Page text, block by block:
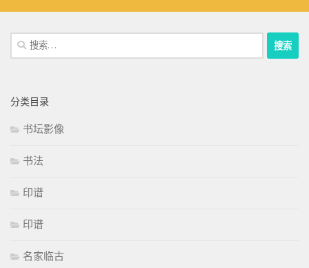
搜
索：
分类目录
书坛影像
书法
印谱
印谱
名家临古